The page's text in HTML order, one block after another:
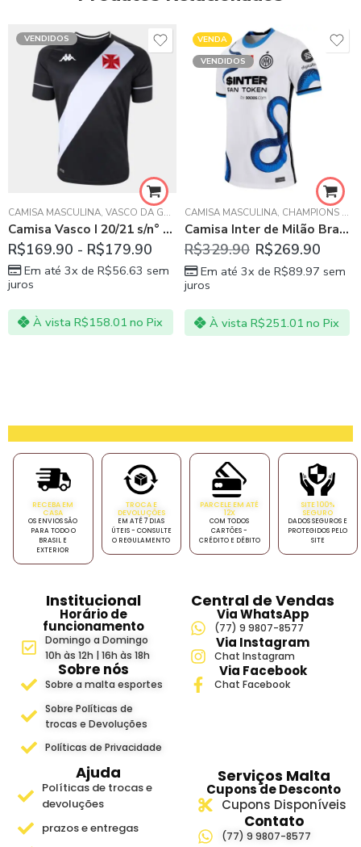
VENDIDOS
CAMISA MASCULINA, VASCO DA GAMA
Camisa Vasco I 20/21 s/n° Torcedor Kappa Masculina – Preto e Branco
R$169.90 - R$179.90
Em até 3x de R$56.63 sem
juros
À vista R$158.01 no Pix
VENDA
VENDIDOS
CAMISA MASCULINA, CHAMPIONS LEAGUE
Camisa Inter de Milão Branca AWAY 21/22 Masculina
R$329.90 R$269.90
Em até 3x de R$89.97 sem
juros
À vista R$251.01 no Pix
RECEBA EM
CASA
OS ENVIOS SÃO
PARA TODO O
BRASIL E
EXTERIOR
TROCA E
DEVOLUÇÕES
EM ATÉ 7 DIAS
ÚTEIS - CONSULTE
O REGULAMENTO
PARCELE EM ATÉ
12X
COM TODOS
CARTÕES -
CRÉDITO E DÉBITO
SITE 100%
SEGURO
DADOS SEGUROS E
PROTEGIDOS PELO
SITE
Institucional
Horário de
funcionamento
Domingo a Domingo
10h às 12h | 16h às 18h
Sobre nós
Sobre a malta esportes
Sobre Políticas de
trocas e Devoluções
Políticas de Privacidade
Central de Vendas
Via WhatsApp
(77) 9 9807-8577
Via Instagram
Chat Instagram
Via Facebook
Chat Facebook
Ajuda
Políticas de trocas e
devoluções
prazos e entregas
Serviços Malta
Cupons de Desconto
Cupons Disponíveis
Contato
(77) 9 9807-8577